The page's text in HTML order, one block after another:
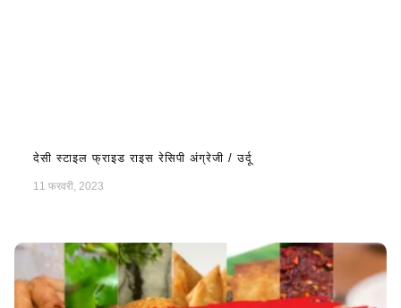
देसी स्टाइल फ्राइड राइस रेसिपी अंग्रेजी / उर्दू
11 फरवरी, 2023